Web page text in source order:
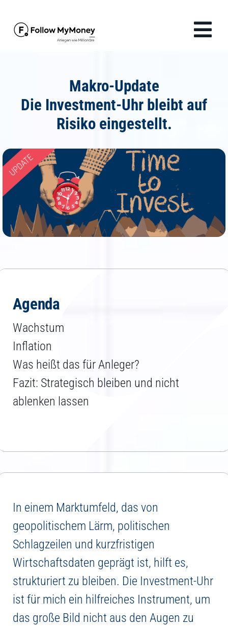
Inhalt
Lösungen
Unternehmen
Jetzt Depot eröffnen
Makro-Update
Die Investment-Uhr bleibt auf
Risiko eingestellt.
Agenda
Wachstum
Inflation
Was heißt das für Anleger?
Fazit: Strategisch bleiben und nicht
ablenken lassen
In einem Marktumfeld, das von
geopolitischem Lärm, politischen
Schlagzeilen und kurzfristigen
Wirtschaftsdaten geprägt ist, hilft es,
strukturiert zu bleiben. Die Investment-Uhr
ist für mich ein hilfreiches Instrument, um
das große Bild nicht aus den Augen zu